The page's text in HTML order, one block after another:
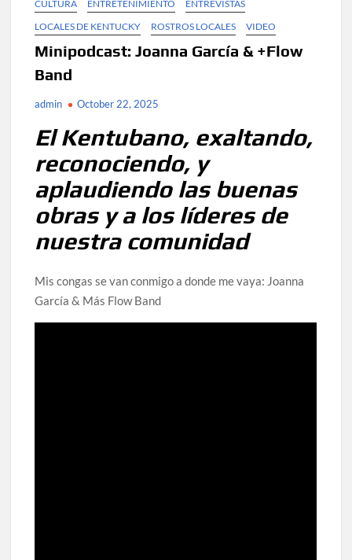
CULTURA ENTRETENIMIENTO
ENTREVISTAS
LOCALES DE KENTUCKY
ROSTROS LOCALES VIDEO
Minipodcast: Joanna García & +Flow
Band
admin October 22, 2025
El Kentubano, exaltando,
reconociendo, y
aplaudiendo las buenas
obras y a los líderes de
nuestra comunidad
Mis congas se van conmigo a donde me vaya: Joanna
García & Más Flow Band